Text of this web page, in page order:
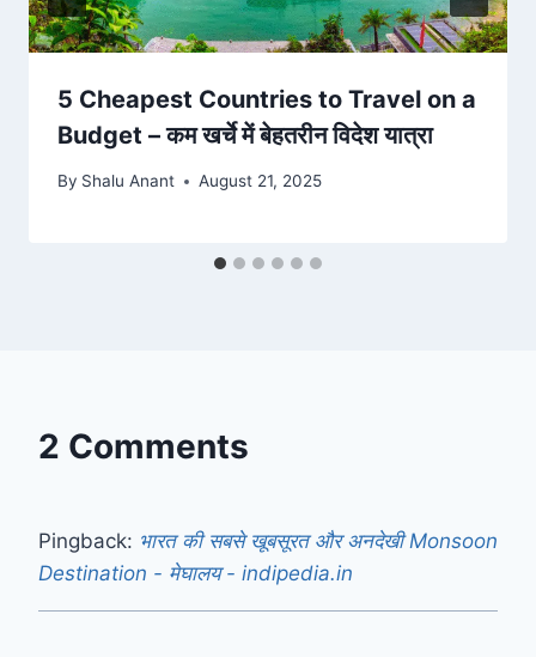
5 Cheapest Countries to Travel on a
Budget – कम खर्चे में बेहतरीन विदेश यात्रा
By Shalu Anant August 21, 2025
2 Comments
Pingback: भारत की सबसे खूबसूरत और अनदेखी Monsoon
Destination - मेघालय - indipedia.in